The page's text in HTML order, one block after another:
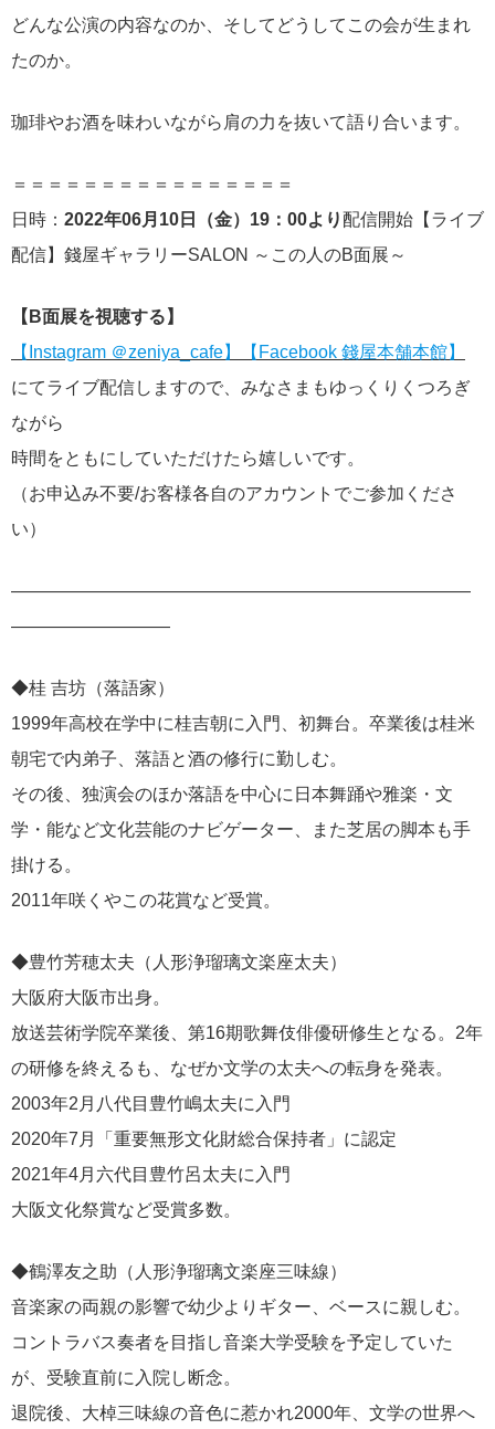
どんな公演の内容なのか、そしてどうしてこの会が生まれ
たのか。
珈琲やお酒を味わいながら肩の力を抜いて語り合います。
＝＝＝＝＝＝＝＝＝＝＝＝＝＝＝＝
日時： 2022年06月10日（金）19：00より 配信開始【ライブ
配信】錢屋ギャラリーSALON ～この人のB面展～
【B面展を視聴する】
【Instagram ＠zeniya_cafe】
【Facebook 錢屋本舗本館】
にてライブ配信しますので、みなさまもゆっくりくつろぎ
ながら
時間をともにしていただけたら嬉しいです。
（お申込み不要/お客様各自のアカウントでご参加くださ
い）
——————————————————————————
—————————
◆桂 吉坊（落語家）
1999年高校在学中に桂吉朝に入門、初舞台。卒業後は桂米
朝宅で内弟子、落語と酒の修行に勤しむ。
その後、独演会のほか落語を中心に日本舞踊や雅楽・文
学・能など文化芸能のナビゲーター、また芝居の脚本も手
掛ける。
2011年咲くやこの花賞など受賞。
◆豊竹芳穂太夫（人形浄瑠璃文楽座太夫）
大阪府大阪市出身。
放送芸術学院卒業後、第16期歌舞伎俳優研修生となる。2年
の研修を終えるも、なぜか文学の太夫への転身を発表。
2003年2月八代目豊竹嶋太夫に入門
2020年7月「重要無形文化財総合保持者」に認定
2021年4月六代目豊竹呂太夫に入門
大阪文化祭賞など受賞多数。
◆鶴澤友之助（人形浄瑠璃文楽座三味線）
音楽家の両親の影響で幼少よりギター、ベースに親しむ。
コントラバス奏者を目指し音楽大学受験を予定していた
が、受験直前に入院し断念。
退院後、大棹三味線の音色に惹かれ2000年、文学の世界へ